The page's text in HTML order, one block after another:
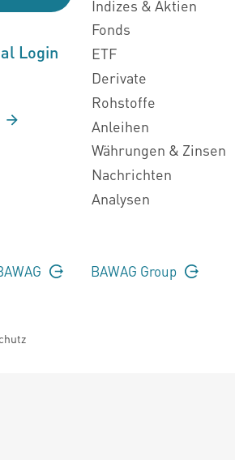
Login
Indizes & Aktien
Fonds
ETF
Derivate
Rohstoffe
Anleihen
Währungen & Zinsen
Nachrichten
Analysen
BAWAG Group